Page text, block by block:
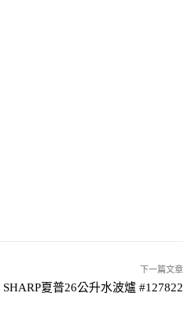
下一篇文章
SHARP夏普26公升水波爐 #127822